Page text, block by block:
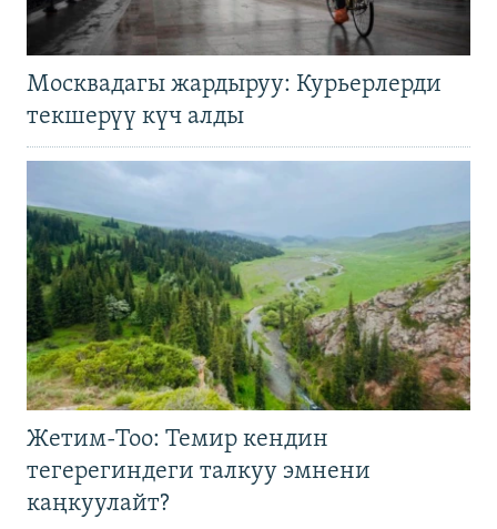
Москвадагы жардыруу: Курьерлерди
текшерүү күч алды
Жетим-Тоо: Темир кендин
тегерегиндеги талкуу эмнени
каңкуулайт?